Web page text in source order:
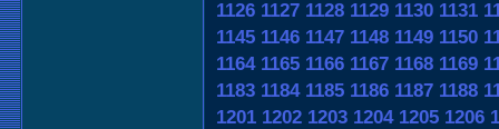
1126 1127 1128 1129 1130 1131
1145 1146 1147 1148 1149 1150
1164 1165 1166 1167 1168 1169
1183 1184 1185 1186 1187 1188
1201 1202 1203 1204 1205 1206